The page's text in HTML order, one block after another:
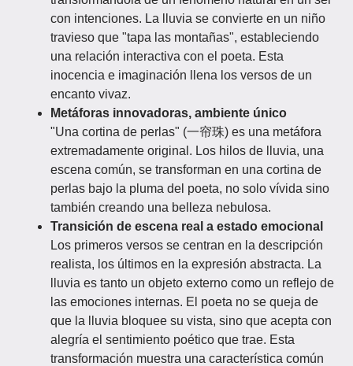
con intenciones. La lluvia se convierte en un niño
travieso que "tapa las montañas", estableciendo
una relación interactiva con el poeta. Esta
inocencia e imaginación llena los versos de un
encanto vivaz.
Metáforas innovadoras, ambiente único
"Una cortina de perlas" (一帘珠) es una metáfora
extremadamente original. Los hilos de lluvia, una
escena común, se transforman en una cortina de
perlas bajo la pluma del poeta, no solo vívida sino
también creando una belleza nebulosa.
Transición de escena real a estado emocional
Los primeros versos se centran en la descripción
realista, los últimos en la expresión abstracta. La
lluvia es tanto un objeto externo como un reflejo de
las emociones internas. El poeta no se queja de
que la lluvia bloquee su vista, sino que acepta con
alegría el sentimiento poético que trae. Esta
transformación muestra una característica común